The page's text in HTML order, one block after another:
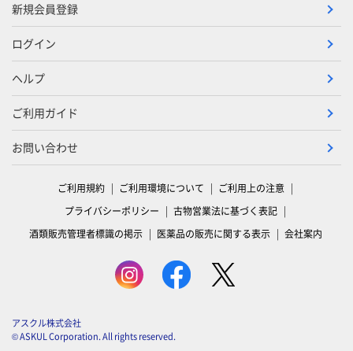
新規会員登録
ログイン
ヘルプ
ご利用ガイド
お問い合わせ
ご利用規約 ご利用環境について
ご利用上の注意
プライバシーポリシー
古物営業法に基づく表記
酒類販売管理者標識の掲示
医薬品の販売に関する表示 会社案内
アスクル株式会社
© ASKUL Corporation. All rights reserved.